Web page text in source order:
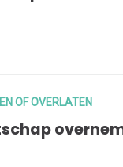
OF OVERLATEN